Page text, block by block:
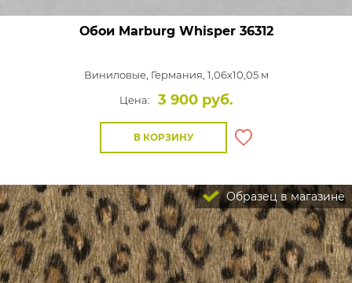
Обои Marburg Whisper36312
Виниловые, Германия, 1,06x10,05 м
Цена:
3 900 руб.
В КОРЗИНУ
Образец в магазине